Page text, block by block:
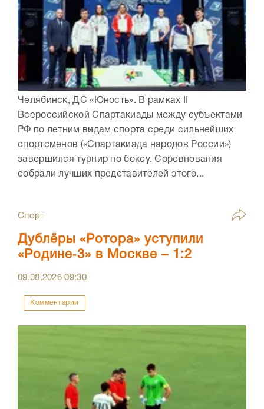
Челябинск, ДС «Юность». В рамках II
Всероссийской Спартакиады между субъектами
РФ по летним видам спорта среди сильнейших
спортсменов («Спартакиада народов России»)
завершился турнир по боксу. Соревнования
собрали лучших представителей этого...
Спорт
Дублёры «Ротора» уступили
«Родине‑3» в Москве – 1:2
09.08.202609:30
Комментарии